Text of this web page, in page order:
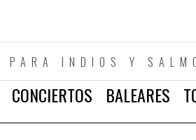
PARA INDIOS Y
CONCIERTOS BALEARES